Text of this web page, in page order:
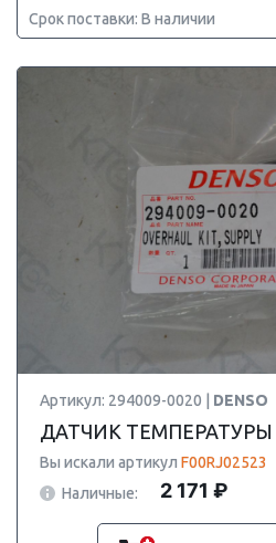
Срок поставки: В наличии
Артикул: 294009-0020 | DENSO
ДАТЧИК ТЕМПЕРАТУРЫ
Вы искали артикул F00RJ02523
Наличные:
2 171 ₽